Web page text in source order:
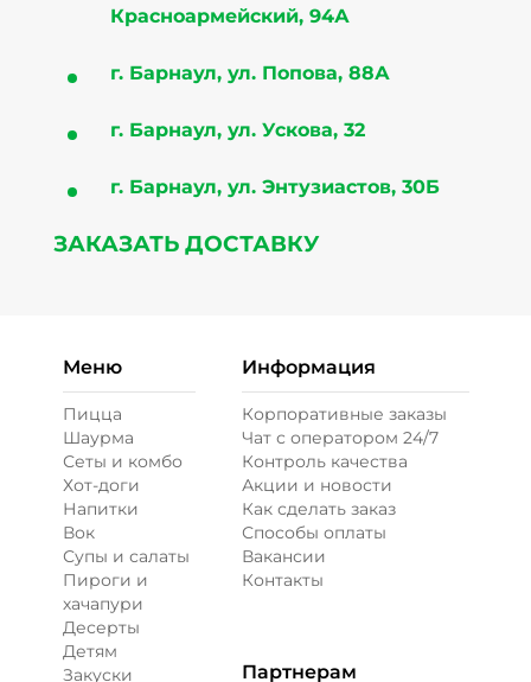
Красноармейский, 94А
г. Барнаул, ул. Попова, 88А
г. Барнаул, ул. Ускова, 32
г. Барнаул, ул. Энтузиастов, 30Б
ЗАКАЗАТЬ ДОСТАВКУ
Меню
Пицца
Шаурма
Сеты и комбо
Хот-доги
Напитки
Вок
Супы и салаты
Пироги и
хачапури
Десерты
Детям
Закуски
Информация
Корпоративные заказы
Чат с оператором 24/7
Контроль качества
Акции и новости
Как сделать заказ
Способы оплаты
Вакансии
Контакты
Партнерам